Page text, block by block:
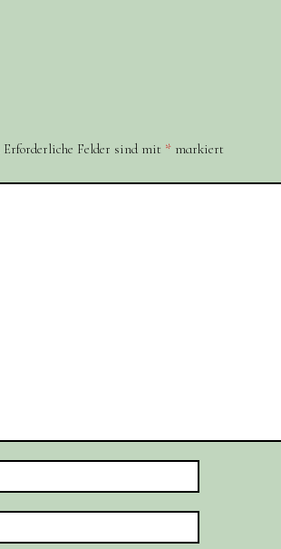
Erforderliche Felder sind mit * markiert